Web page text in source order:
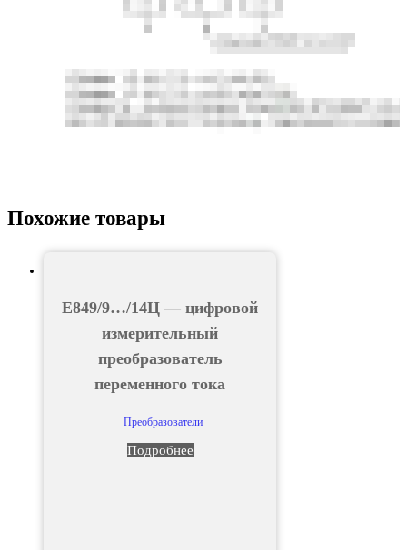
Похожие товары
Е849/9…/14Ц — цифровой
измерительный
преобразователь
переменного тока
Преобразователи
Подробнее